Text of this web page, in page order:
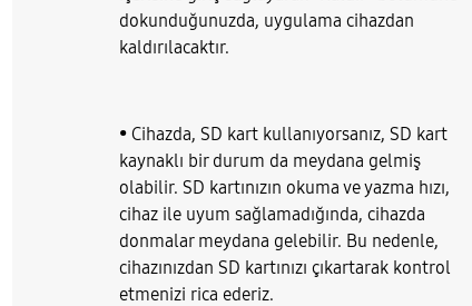
dokunduğunuzda, uygulama cihazdan
kaldırılacaktır.
• Cihazda, SD kart kullanıyorsanız, SD kart
kaynaklı bir durum da meydana gelmiş
olabilir. SD kartınızın okuma ve yazma hızı,
cihaz ile uyum sağlamadığında, cihazda
donmalar meydana gelebilir. Bu nedenle,
cihazınızdan SD kartınızı çıkartarak kontrol
etmenizi rica ederiz.